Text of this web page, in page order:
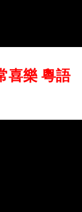
喜樂 粵語